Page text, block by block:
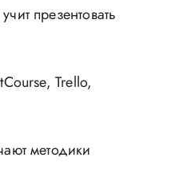
презентовать
Trello,
методики